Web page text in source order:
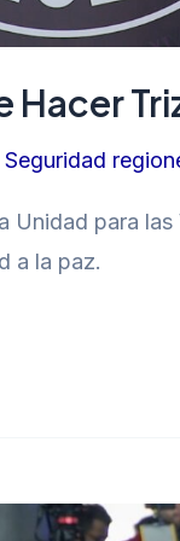
Hacer
Seguridad
Unidad para
a la paz.